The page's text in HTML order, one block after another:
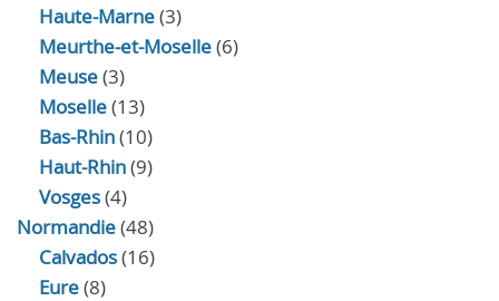
Haute-Marne(3)
Meurthe-et-Moselle(6)
Meuse(3)
Moselle(13)
Bas-Rhin(10)
Haut-Rhin(9)
Vosges(4)
Normandie(48)
Calvados(16)
Eure(8)